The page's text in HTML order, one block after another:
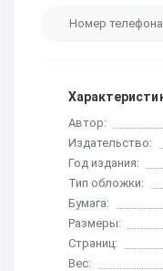
Автор:
Издательство:
Год издания:
Тип обложки:
Бумага:
Размеры:
Страниц:
Вес: